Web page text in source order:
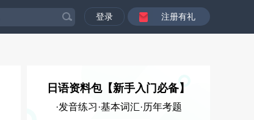
登录 注册有礼
日语资料包【新手入门必备】
·发音练习·基本词汇·历年考题